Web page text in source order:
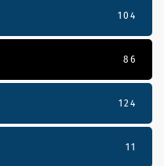
104
86
124
11